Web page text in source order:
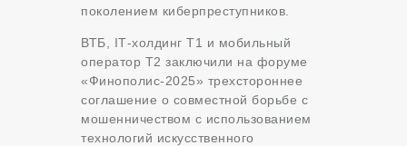
поколением киберпреступников.
ВТБ, IТ-холдинг Т1 и мобильный
оператор Т2 заключили на форуме
«Финополис-2025» трехстороннее
соглашение о совместной борьбе с
мошенничеством с использованием
технологий искусственного